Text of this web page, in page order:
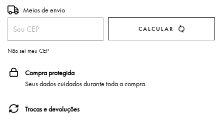
Entregas para o CEP:
ALTERAR CEP
Meios de envio
CALCULAR
Não sei meu CEP
Compra protegida
Seus dados cuidados durante toda a compra.
Trocas e devoluções